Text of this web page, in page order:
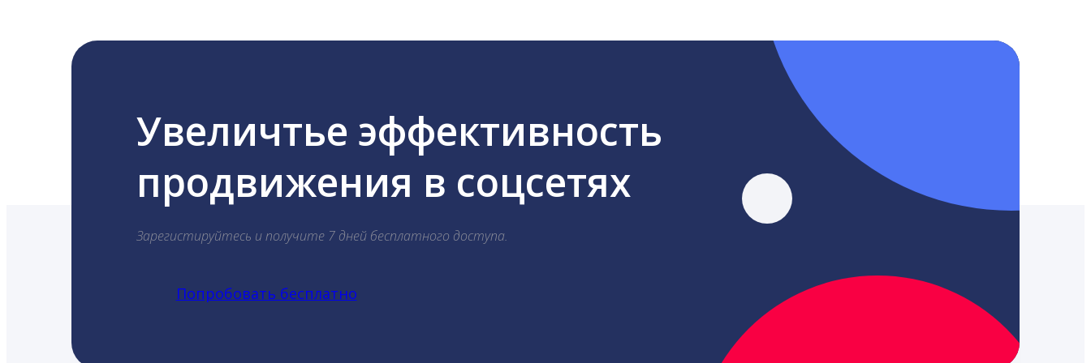
Увеличтье эффективность
продвижения в соцсетях
Зарегистируйтесь и получите 7 дней бесплатного доступа.
Попробовать бесплатно